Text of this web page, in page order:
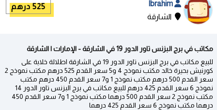
الشارقة
525 درهم
مكاتب في برج البزنس تاور الدور 19 في الشارقة - الإمارات | الشارقة
للبيع مكاتب في برج البزنس تاور الدور 19 في الشارقة اطلالة خلابة على
كورنيش بحيرة خالد مكتب نموذج 4 و5 سعر القدم 525 درهم مكتب نموذج 2
سعر القدم 500 درهم مكتب نموذج 1 و7 سعر القدم 450 درهم مكتب
نموذج 6 سعر القدم 425 درهم للبيع مكاتب في برج البزنس تاور الدور 14
مكتب نموذج 2 سعر القدم 500 درهما مكتب نموذج 1 و7 سعر القدم 450
درهما مكتب نموذج 6 سعر القدم 425 درهما